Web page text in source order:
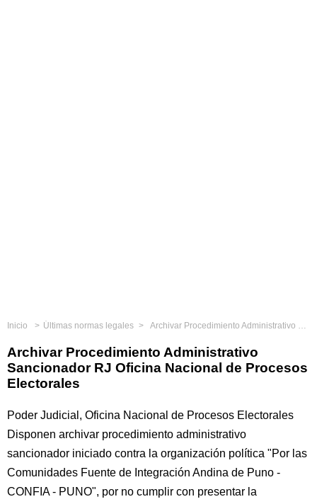
Inicio Últimas normas legales Archivar Procedimiento Administrativo Sancionador RJ Oficina Nacional de Procesos Electorales
Archivar Procedimiento Administrativo
Sancionador RJ Oficina Nacional de Procesos
Electorales
Poder Judicial, Oficina Nacional de Procesos Electorales
Disponen archivar procedimiento administrativo
sancionador iniciado contra la organización política "Por las
Comunidades Fuente de Integración Andina de Puno -
CONFIA - PUNO", por no cumplir con presentar la